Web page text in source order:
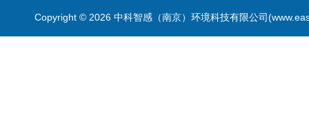
Copyright © 2026 中科智感（南京）环境科技有限公司